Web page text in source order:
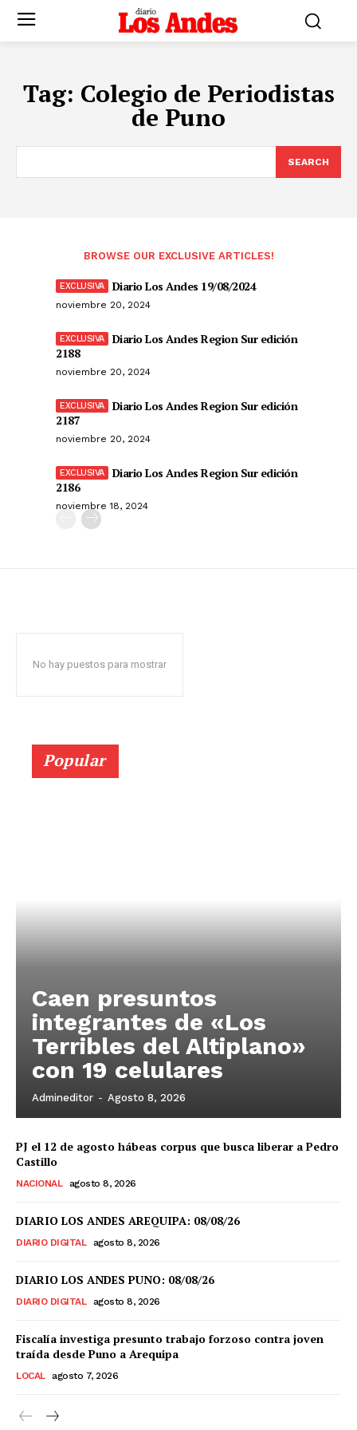
Tag: Colegio de Periodistas
de Puno
SEARCH
BROWSE OUR EXCLUSIVE ARTICLES!
Diario Los Andes 19/08/2024
noviembre 20, 2024
Diario Los Andes Region Sur edición
2188
noviembre 20, 2024
Diario Los Andes Region Sur edición
2187
noviembre 20, 2024
Diario Los Andes Region Sur edición
2186
noviembre 18, 2024
No hay puestos para mostrar
Popular
Caen presuntos
integrantes de «Los
Terribles del Altiplano»
con 19 celulares
Admineditor - Agosto 8, 2026
PJ el 12 de agosto hábeas corpus que busca liberar a Pedro
Castillo
NACIONAL agosto 8, 2026
DIARIO LOS ANDES AREQUIPA: 08/08/26
DIARIO DIGITAL agosto 8, 2026
DIARIO LOS ANDES PUNO: 08/08/26
DIARIO DIGITAL agosto 8, 2026
Fiscalía investiga presunto trabajo forzoso contra joven
traída desde Puno a Arequipa
LOCAL agosto 7, 2026